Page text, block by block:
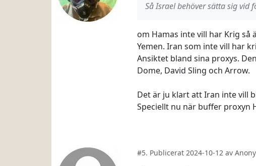
Så Israel behöver sätta sig vid
om Hamas inte vill har Krig
Yemen. Iran som inte vill har
Ansiktet bland sina proxys.
Dome, David Sling och Arrow.
Det är ju klart att Iran inte vill
Speciellt nu när buffer proxyn
#5. Publicerat 2024-10-12 av